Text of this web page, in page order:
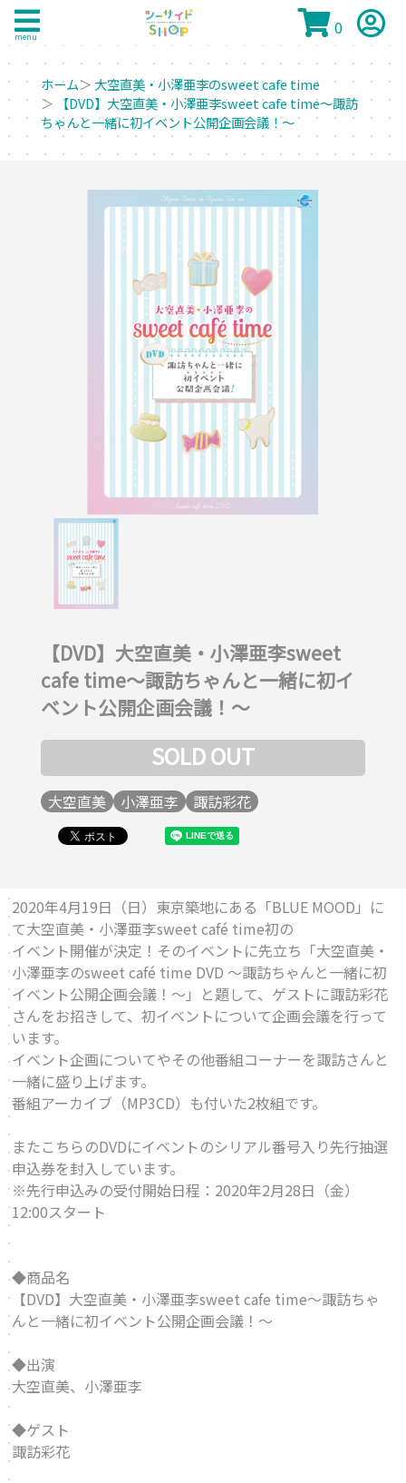
menu 0
ホーム＞ 大空直美・小澤亜李のsweet cafe time
＞ 【DVD】大空直美・小澤亜李sweet cafe time～諏訪
ちゃんと一緒に初イベント公開企画会議！～
【DVD】大空直美・小澤亜李sweet
cafe time～諏訪ちゃんと一緒に初イ
ベント公開企画会議！～
SOLD OUT
大空直美 小澤亜李 諏訪彩花
2020年4月19日（日）東京築地にある「BLUE MOOD」に
て大空直美・小澤亜李sweet café time初の
イベント開催が決定！そのイベントに先立ち「大空直美・
小澤亜李のsweet café time DVD ～諏訪ちゃんと一緒に初
イベント公開企画会議！～」と題して、ゲストに諏訪彩花
さんをお招きして、初イベントについて企画会議を行って
います。
イベント企画についてやその他番組コーナーを諏訪さんと
一緒に盛り上げます。
番組アーカイブ（MP3CD）も付いた2枚組です。
またこちらのDVDにイベントのシリアル番号入り先行抽選
申込券を封入しています。
※先行申込みの受付開始日程：2020年2月28日（金）
12:00スタート
◆商品名
【DVD】大空直美・小澤亜李sweet cafe time～諏訪ちゃ
んと一緒に初イベント公開企画会議！～
◆出演
大空直美、小澤亜李
◆ゲスト
諏訪彩花